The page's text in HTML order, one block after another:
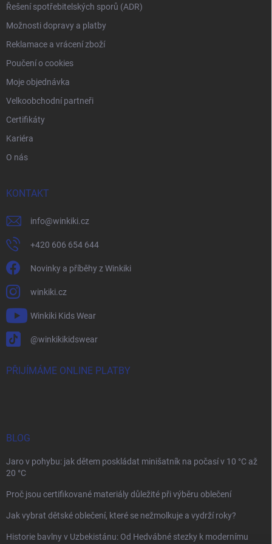
Řešení spotřebitelských sporů (ADR)
Možnosti dopravy a platby
Reklamace a vrácení zboží
Poučení o cookies
Moje objednávka
Velkoobchodní partneři
Certifikáty
Kariéra
O nás
KONTAKT
info@winkiki.cz
+420 606 654 644
Novinky a příběhy z Winkiki
winkiki.cz
Winkiki Kids Wear
@winkikikidswear
PŘIJÍMÁME ONLINE PLATBY
BLOG
Jaro v pohybu: jak dětem poskládat minišatník na počasí v 10 °C až
20 °C
Proč jsou certifikované materiály důležité při výběru oblečení
Jak vybrat dětské oblečení, které se nežmolkuje a vydrží roky?
Historie bavlny v Uzbekistánu: Od Hedvábné stezky k modernímu